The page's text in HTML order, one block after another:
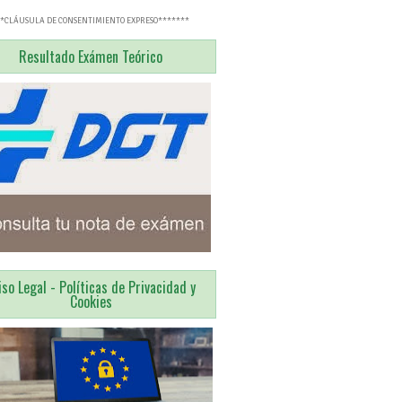
DE CONSENTIMIENTO EXPRESO*******
Resultado Exámen Teórico
Legal - Políticas de Privacidad y
Cookies